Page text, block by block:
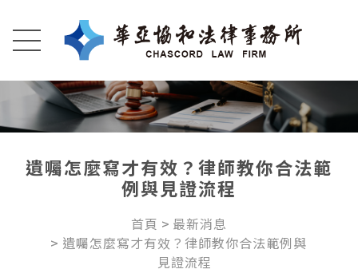
遺囑怎麼寫才有效？律師教你合法範
例與見證流程
首頁
最新消息
遺囑怎麼寫才有效？律師教你合法範例與
見證流程